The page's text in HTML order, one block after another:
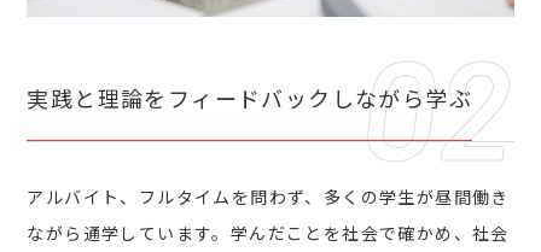
実践と理論を フィードバックしながら学ぶ
アルバイト、フルタイムを問わず、多くの学生が昼間働き
ながら通学しています。学んだことを社会で確かめ、社会